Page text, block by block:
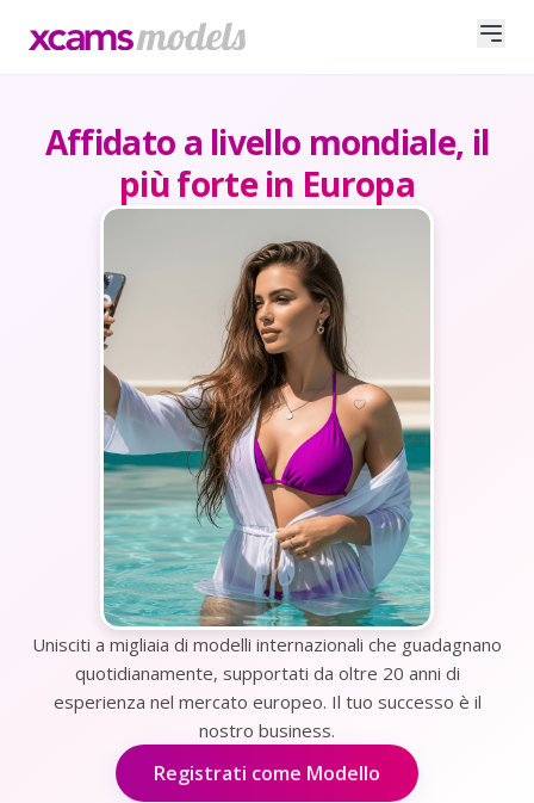
Affidato a livello mondiale, il
più forte in Europa
Unisciti a migliaia di modelli internazionali che guadagnano
quotidianamente, supportati da oltre 20 anni di
esperienza nel mercato europeo. Il tuo successo è il
nostro business.
Registrati come Modello